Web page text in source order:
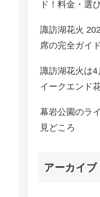
ド！料金・選
諏訪湖花火
席の完全ガイド
諏訪湖花火は
イークエンド
幕岩公園のラ
見どころ
アーカイブ